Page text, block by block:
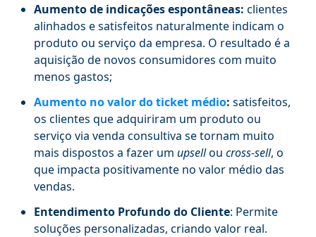
Aumento de indicações espontâneas: clientes
alinhados e satisfeitos naturalmente indicam o
produto ou serviço da empresa. O resultado é a
aquisição de novos consumidores com muito
menos gastos;
Aumento no valor do ticket médio: satisfeitos,
os clientes que adquiriram um produto ou
serviço via venda consultiva se tornam muito
mais dispostos a fazer um upsellou cross-sell, o
que impacta positivamente no valor médio das
vendas.
Entendimento Profundo do Cliente: Permite
soluções personalizadas, criando valor real.